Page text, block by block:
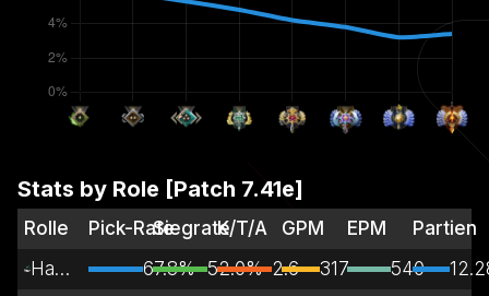
Stats by Role [Patch 7.41e]
Rolle Pick-RateSiegrateK/T/A GPM EPM
Partien
Hard-Support
67.8% 52.0% 2.6 317 540